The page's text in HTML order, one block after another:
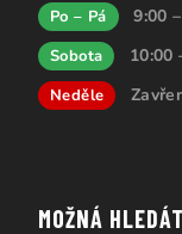
Po – Pá 9:00
Sobota 10:00
Neděle
MOŽNÁ